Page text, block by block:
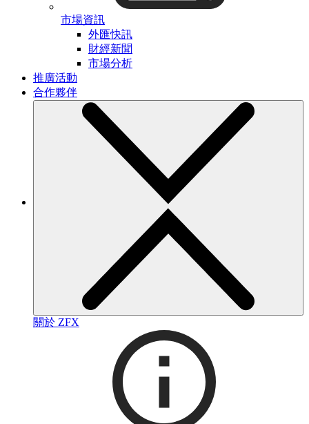
市場資訊
外匯快訊
財經新聞
市場分析
推廣活動
合作夥伴
關於 ZFX